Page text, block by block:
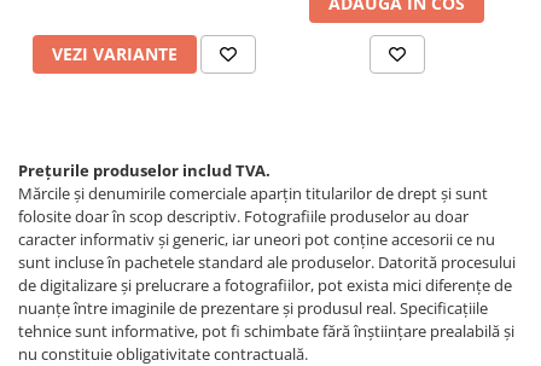
VEZI VARIANTE
Prețurile produselor includ TVA.
Mărcile și denumirile comerciale aparțin titularilor de drept şi sunt
folosite doar în scop descriptiv. Fotografiile produselor au doar
caracter informativ şi generic, iar uneori pot conţine accesorii ce nu
sunt incluse în pachetele standard ale produselor. Datorită procesului
de digitalizare și prelucrare a fotografiilor, pot exista mici diferențe de
nuanțe între imaginile de prezentare și produsul real. Specificaţiile
tehnice sunt informative, pot fi schimbate fără înştiinţare prealabilă şi
nu constituie obligativitate contractuală.